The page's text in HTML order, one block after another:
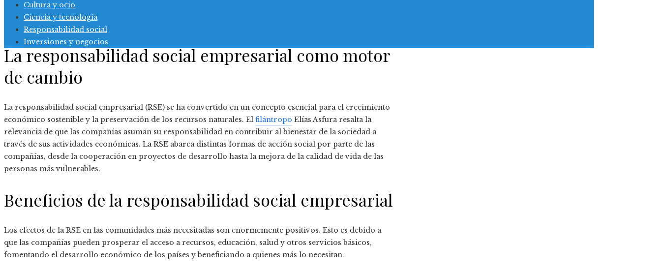
Cultura y ocio
Ciencia y tecnología
Responsabilidad social
Inversiones y negocios
La responsabilidad social empresarial como motor
de cambio
La responsabilidad social empresarial (RSE) se ha convertido en un concepto esencial para el crecimiento
económico sostenible y la preservación de los recursos naturales. El filántropo Elías Asfura resalta la
relevancia de que las compañías asuman su responsabilidad en contribuir al bienestar de la sociedad a
través de sus actividades económicas. La RSE abarca distintas formas de acción social por parte de las
compañías, desde la cooperación en proyectos de desarrollo hasta la mejora de la calidad de vida de las
personas más vulnerables.
Beneficios de la responsabilidad social empresarial
Los efectos de la RSE en las comunidades más necesitadas son enormemente positivos. Esto es debido a
que las compañías pueden prosperar el acceso a recursos, educación, salud y otros servicios básicos,
fomentando el desarrollo económico de los países y beneficiando a quienes más lo necesitan.